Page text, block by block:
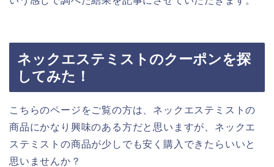
ネックエステミストのクーポンを探
してみた！
こちらのページをご覧の方は、ネックエステミストの
商品にかなり興味のある方だと思いますが、ネックエ
ステミストの商品が少しでも安く購入できたらいいと
思いませんか？